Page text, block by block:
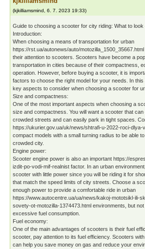
(kjkilliamsmind 6. 7. 2023 19:33)
Guide to choosing a scooter for city riding: What to look
Introduction:
When choosing a means of transportation for urban
https://rst.ua/autonews/auto/
their attention to scooters. Scooters have become a
transportation in cities because of their compactness,
operation. However, before buying a scooter, it is
factors to choose the right model for your needs. In this
key aspects to consider when choosing a scooter for
Size and compactness:
One of the most important aspects when choosing a
size and compactness. You will want a scooter that
crowded streets and can easily park in tight spaces.
https://ukurier.gov.ua/uk/news/shtrafi-u-2022-roci-
compact models with a small turning radius to be able
crowded city.
Engine power:
Scooter engine power is also an important https://
izdit-po-vodi-mif-realnist factor. In an urban
scooter with little power since you will be riding it for
that match the speed limits of city streets. Choose a
enough power to provide a comfortable ride in urban
https://www.autocentre.ua/ua/news/kakoj-mototsikl-ili-
sovety-ot-motozilla-1374473.html environments, but
excessive fuel consumption.
Fuel economy:
One of the main advantages of scooters is their fuel
scooter, pay attention to its fuel efficiency. Scooters
can help you save money on gas and reduce your